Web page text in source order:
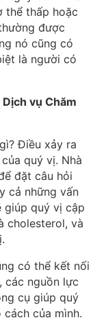
thể thấp hoặc
được
nó cũng có
là người có
vụ Chăm
Điều xảy ra
quý vị. Nhà
đặt câu hỏi
cả những vấn
giúp quý vị cập
cholesterol, và
có thể kết nối
các nguồn lực
cụ giúp quý
của mình.